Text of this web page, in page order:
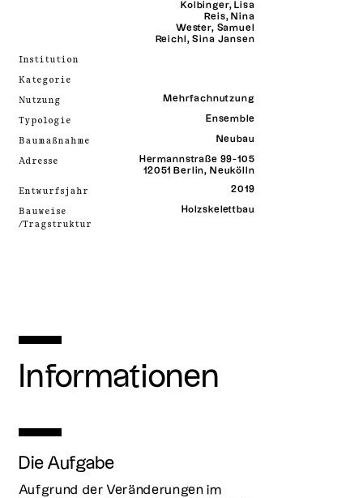
Kolbinger, Lisa
Reis, Nina
Wester, Samuel
Reichl, Sina Jansen
Institution
Kategorie
Nutzung Mehrfachnutzung
Typologie Ensemble
Baumaßnahme Neubau
Adresse
Hermannstraße 99-105
12051 Berlin, Neukölln
Entwurfsjahr 2019
Bauweise
/Tragstruktur
Holzskelettbau
Informationen
Die Aufgabe
Aufgrund der Veränderungen im